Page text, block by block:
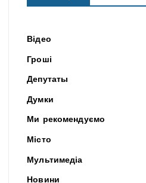
Відео
Гроші
Депутаты
Думки
Ми рекомендуємо
Місто
Мультимедіа
Новини